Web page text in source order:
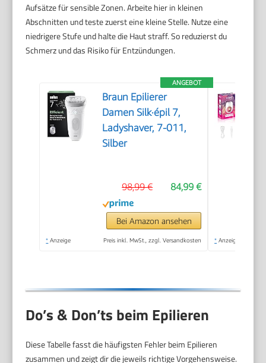
Aufsätze für sensible Zonen. Arbeite hier in kleinen
Abschnitten und teste zuerst eine kleine Stelle. Nutze eine
niedrigere Stufe und halte die Haut straff. So reduzierst du
Schmerz und das Risiko für Entzündungen.
ANGEBOT
Braun Epilierer
Damen Silk·épil 7,
Ladyshaver, 7-011,
Silber
84,99 €
98,99 €
Bei Amazon ansehen
* Anzeige Preis inkl. MwSt., zzgl. Versandkosten * Anzeige
Do’s & Don’ts beim Epilieren
Diese Tabelle fasst die häufigsten Fehler beim Epilieren
zusammen und zeigt dir die jeweils richtige Vorgehensweise.